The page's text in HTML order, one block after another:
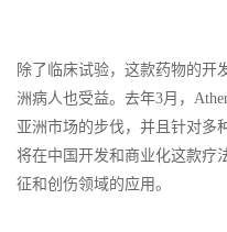
除了临床试验，这款药物的开
洲病人也受益。去年3月，
亚洲市场的步伐，并且针对多
将在中国开发和商业化这款疗
征和创伤领域的应用。